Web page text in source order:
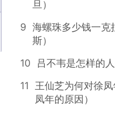
旦）
9 海螺珠多少钱一克
斯）
10
吕不韦是怎样的
11 王仙芝为何对徐
凤年的原因）